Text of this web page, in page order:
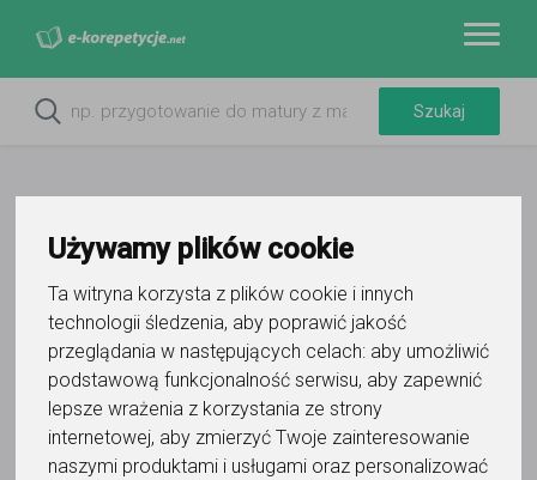
Używamy plików cookie
Ta witryna korzysta z plików cookie i innych
technologii śledzenia, aby poprawić jakość
przeglądania w następujących celach: aby umożliwić
podstawową funkcjonalność serwisu, aby zapewnić
lepsze wrażenia z korzystania ze strony
internetowej, aby zmierzyć Twoje zainteresowanie
naszymi produktami i usługami oraz personalizować
Do ulubionych
Oznacz wystąpienie kontaktu